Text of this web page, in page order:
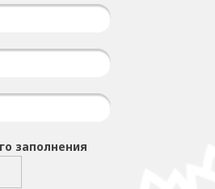
заполнения